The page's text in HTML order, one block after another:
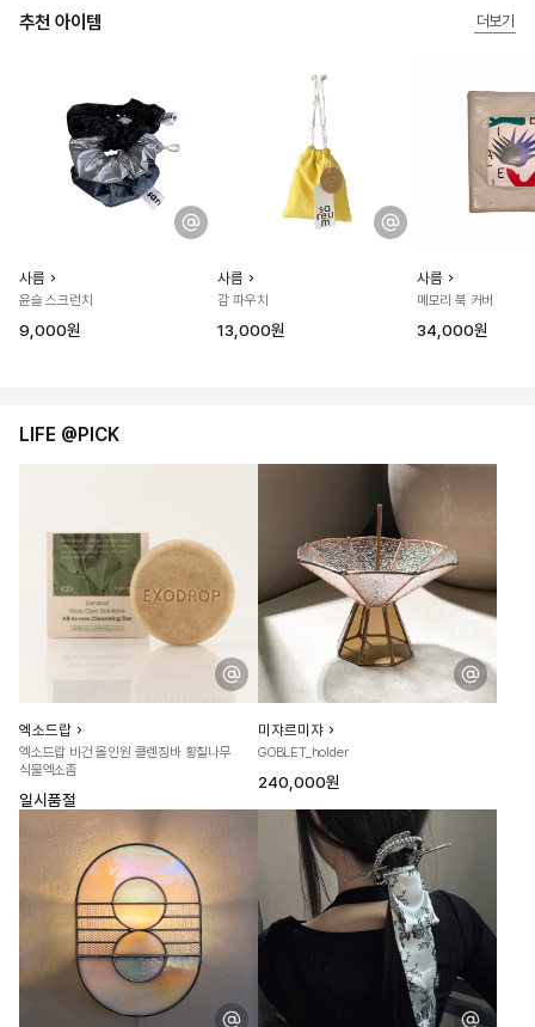
추천 아이템 더보기
사름
윤슬 스크런치
9,000원
사름
감 파우치
13,000원
사름
메모리 북 커버
34,000원
LIFE @PICK
엑소드랍
엑소드랍 비건 올인원 클렌징바 황칠나무
식물엑소좀
일시품절
미쟈르미쟈
GOBLET_holder
240,000원